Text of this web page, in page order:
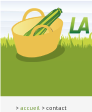
> accueil > contact